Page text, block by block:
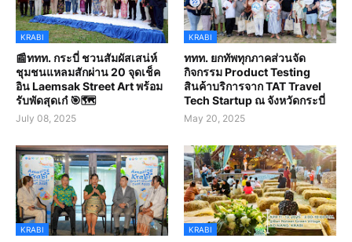
KRABI
📰ททท. กระบี่ ชวนสัมผัสเสน่ห์
ชุมชนแหลมสักผ่าน 20 จุดเช็ค
อิน Laemsak Street Art พร้อม
รับพัดสุดเก๋ 🎯🗺️
July 08, 2025
KRABI
ททท. ยกทัพทุกภาคส่วนจัด
กิจกรรม Product Testing
สินค้าบริการจาก TAT Travel
Tech Startup ณ จังหวัดกระบี่
May 20, 2025
KRABI KRABI